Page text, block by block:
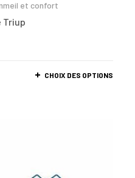
et confort
Triup
CHOIX DES OPTIONS